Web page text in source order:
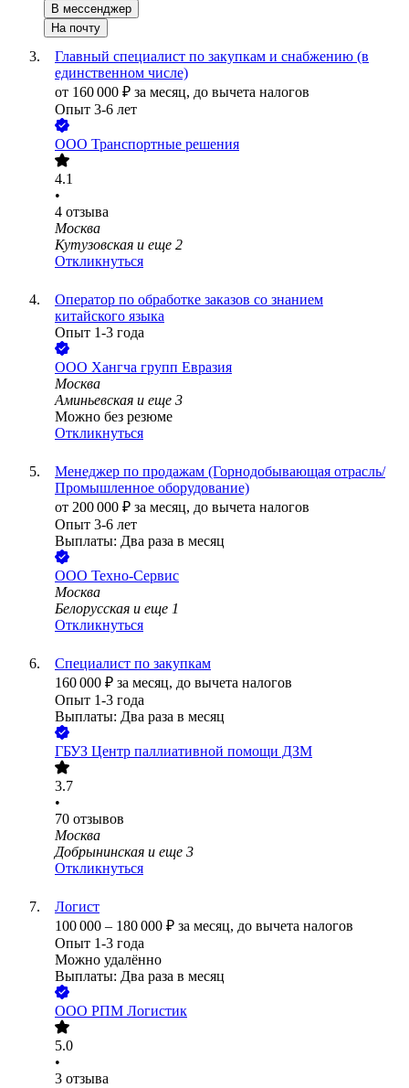
В мессенджер
На почту
Главный специалист по закупкам и снабжению (в
единственном числе)
от 160 000 ₽ за месяц, до вычета налогов
Опыт 3-6 лет
ООО Транспортные решения
4.1
•
4 отзыва
Москва
Кутузовская и еще 2
Откликнуться
Оператор по обработке заказов со знанием
китайского языка
Опыт 1-3 года
ООО Хангча групп Евразия
Москва
Аминьевская и еще 3
Можно без резюме
Откликнуться
Менеджер по продажам (Горнодобывающая отрасль/
Промышленное оборудование)
от 200 000 ₽ за месяц, до вычета налогов
Опыт 3-6 лет
Выплаты: Два раза в месяц
ООО Техно-Сервис
Москва
Белорусская и еще 1
Откликнуться
Специалист по закупкам
160 000 ₽ за месяц, до вычета налогов
Опыт 1-3 года
Выплаты: Два раза в месяц
ГБУЗ Центр паллиативной помощи ДЗМ
3.7
•
70 отзывов
Москва
Добрынинская и еще 3
Откликнуться
Логист
100 000 – 180 000 ₽ за месяц, до вычета налогов
Опыт 1-3 года
Можно удалённо
Выплаты: Два раза в месяц
ООО РПМ Логистик
5.0
•
3 отзыва